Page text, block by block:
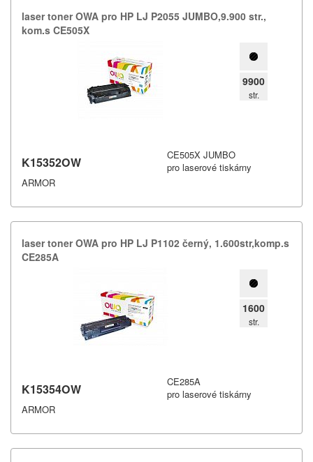
laser toner OWA pro HP LJ P2055 JUMBO,​9.​900 str.​,​
kom.​s CE505X
9900
str.
K15352OW
ARMOR
CE505X JUMBO
pro laserové tiskárny
laser toner OWA pro HP LJ P1102 černý,​ 1.​600str,​komp.​s
CE285A
1600
str.
K15354OW
ARMOR
CE285A
pro laserové tiskárny